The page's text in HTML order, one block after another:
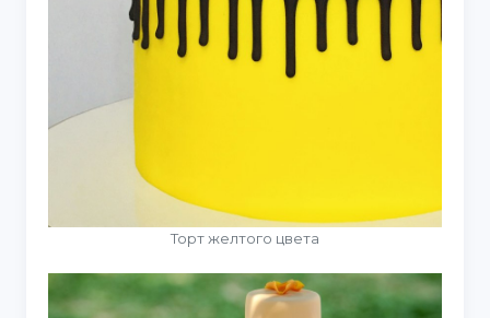
Торт желтого цвета